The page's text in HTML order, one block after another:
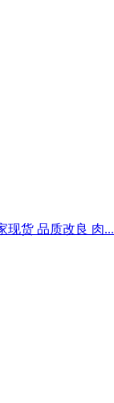
现货 品质改良 肉...